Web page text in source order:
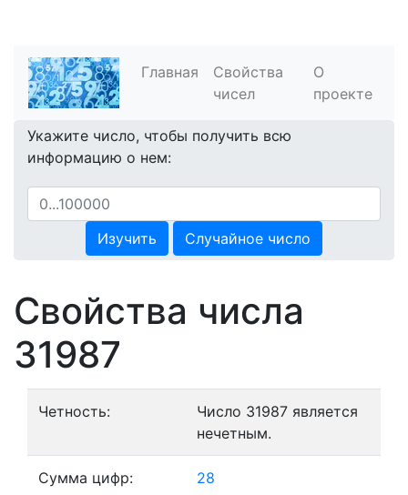
Главная
Свойства
чисел
О
проекте
Укажите число, чтобы получить всю
информацию о нем:
Изучить Случайное число
Свойства числа
31987
Четность:
Число 31987 является
нечетным.
Сумма цифр: 28